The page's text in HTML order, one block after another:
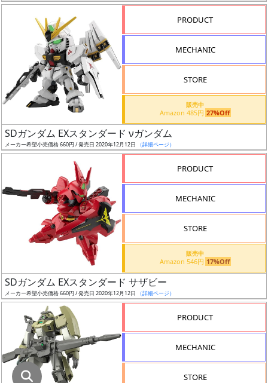
店
定
最
安
表
示
PRODUCT
MECHANIC
STORE
販売中
Amazon 485円 27%Off
SDガンダム EXスタンダード νガンダム
メーカー希望小売価格 660円 / 発売日 2020年12月12日 （詳細ページ）
PRODUCT
MECHANIC
STORE
販売中
Amazon 546円 17%Off
SDガンダム EXスタンダード サザビー
メーカー希望小売価格 660円 / 発売日 2020年12月12日 （詳細ページ）
PRODUCT
MECHANIC
STORE